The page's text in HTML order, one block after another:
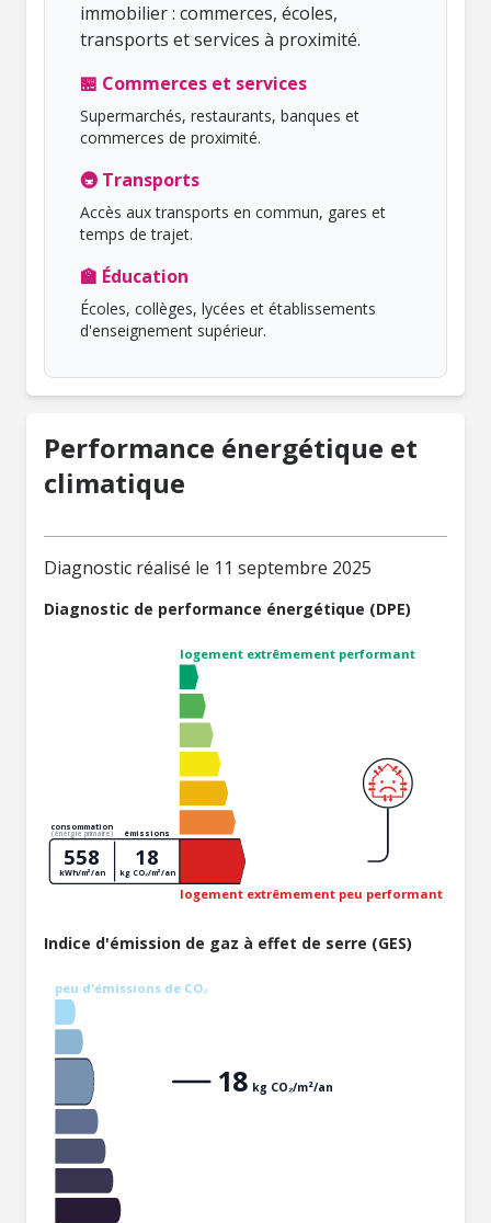
immobilier : commerces, écoles,
transports et services à proximité.
🏪 Commerces et services
Supermarchés, restaurants, banques et
commerces de proximité.
🚇 Transports
Accès aux transports en commun, gares et
temps de trajet.
🏫 Éducation
Écoles, collèges, lycées et établissements
d'enseignement supérieur.
Performance énergétique et
climatique
Diagnostic réalisé le 11 septembre 2025
Diagnostic de performance énergétique (DPE)
logement extrêmement performant
logement extrêmement peu performant
consommation
(énergie primaire) émissions
558
kWh/m²/an
18
kg CO₂/m²/an
Indice d'émission de gaz à effet de serre (GES)
peu d'émissions de CO₂
18 kg CO₂/m²/an